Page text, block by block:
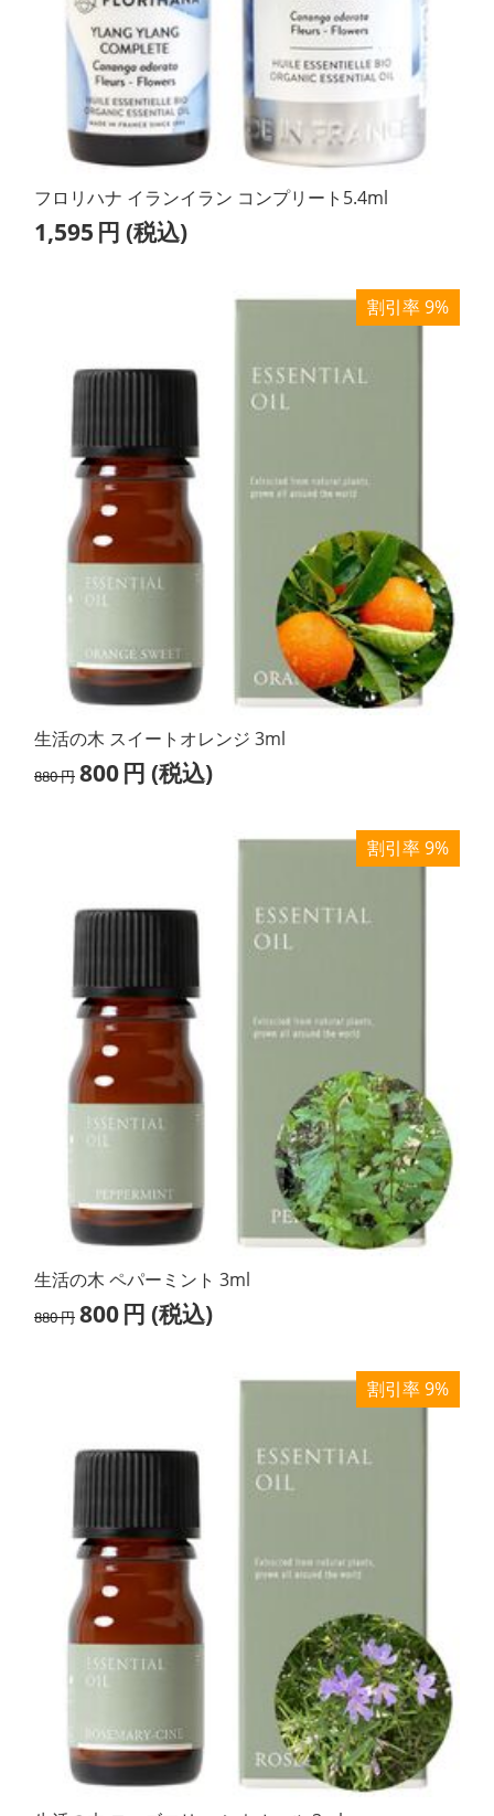
フロリハナ イランイラン コンプリート5.4ml
1,595 円 (税込)
割引率 9%
生活の木 スイートオレンジ 3ml
880円 800円 (税込)
割引率 9%
生活の木 ペパーミント 3ml
880円 800円 (税込)
割引率 9%